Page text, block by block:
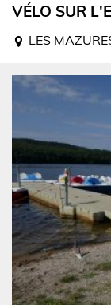
VÉLO SUR
LES